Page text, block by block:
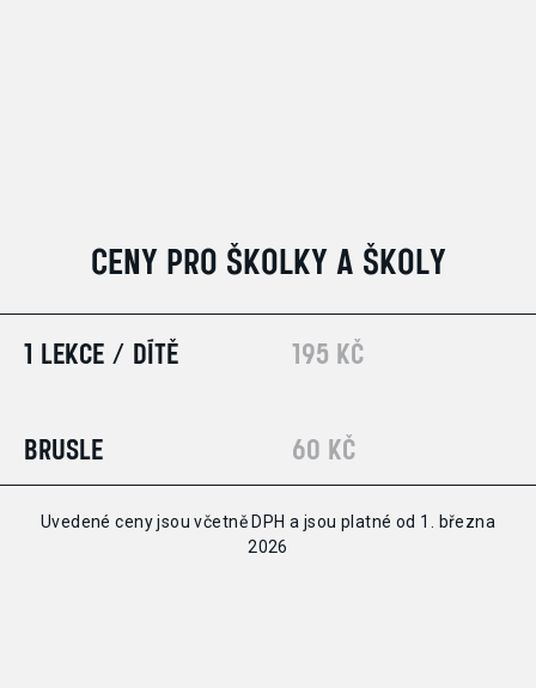
CENY PRO ŠKOLKY A ŠKOLY
1 LEKCE / DÍTĚ
BRUSLE
195 KČ
60 KČ
Uvedené ceny jsou včetně DPH a jsou platné od 1. března
2026